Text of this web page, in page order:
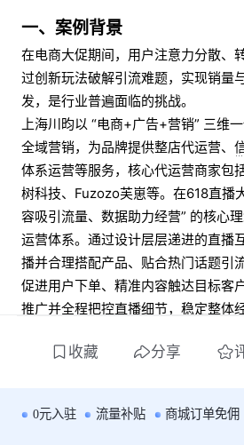
一、案例背景
在电商大促期间，用户注意力分散、
过创新玩法破解引流难题，实现销量
发，是行业普遍面临的挑战。
上海川昀以 “电商+广告+营销” 三维
全域营销，为品牌提供整店代运营、
体系运营等服务，核心代运营商家包
树科技、Fuzozo芙崽等。在618直播
容吸引流量、数据助力经营” 的核心
运营体系。通过设计层层递进的直播
播并合理搭配产品、贴合热门话题引
促进用户下单、精准内容触达目标客
推广并全程把控直播细节，稳定整体
力品牌同时提升销量与市场口碑。
二、案例细节
从具体来看，上海川昀为宇树科技打
收藏 分享
0元入驻 流量补贴 商城订单免佣